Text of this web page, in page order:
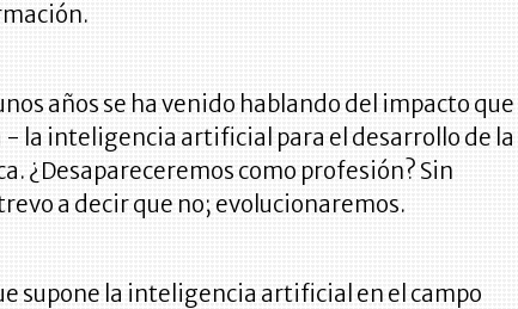
años se ha venido hablando del impacto que
la inteligencia artificial para el desarrollo de la
¿Desapareceremos como profesión? Sin
a decir que no; evolucionaremos.
supone la inteligencia artificial en el campo